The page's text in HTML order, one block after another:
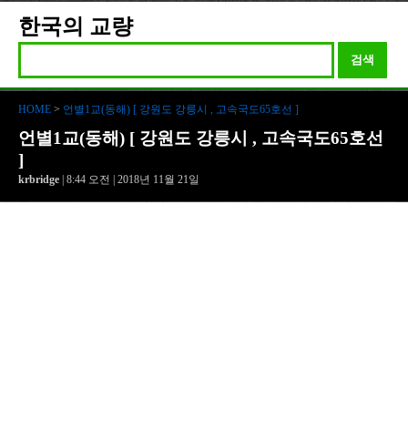
한국의 교량
검색
HOME > 언별1교(동해) [ 강원도 강릉시 , 고속국도65호선 ]
언별1교(동해) [ 강원도 강릉시 , 고속국도65호선
]
krbridge | 8:44 오전 | 2018년 11월 21일